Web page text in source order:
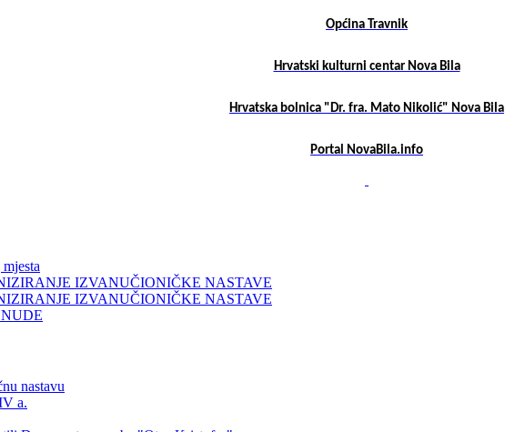
Općina Travnik
Hrvatski kulturni centar Nova Bila
Hrvatska bolnica "Dr. fra. Mato Nikolić" Nova Bila
Portal NovaBila.info
IZVANUČIONIČKE NASTAVE
IZVANUČIONIČKE NASTAVE
nastavu
a.